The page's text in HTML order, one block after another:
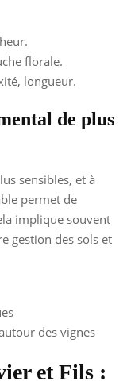
florale.
longueur.
de plus
sensibles, et à
permet de
implique souvent
gestion des sols et
des vignes
et Fils :